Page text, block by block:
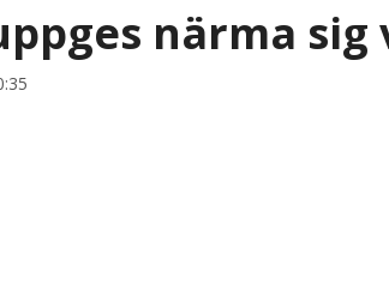
närma sig